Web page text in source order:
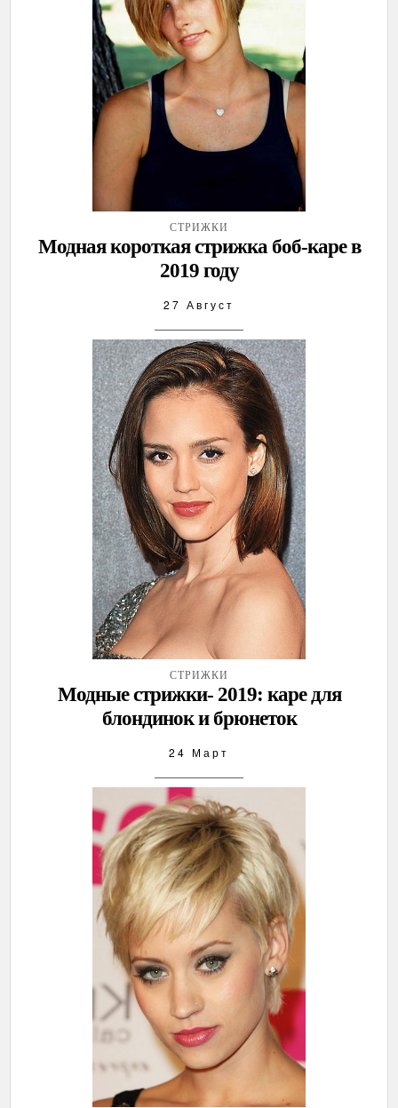
СТРИЖКИ
Модная короткая стрижка боб-каре в
2019 году
27 Август
СТРИЖКИ
Модные стрижки- 2019: каре для
блондинок и брюнеток
24 Март